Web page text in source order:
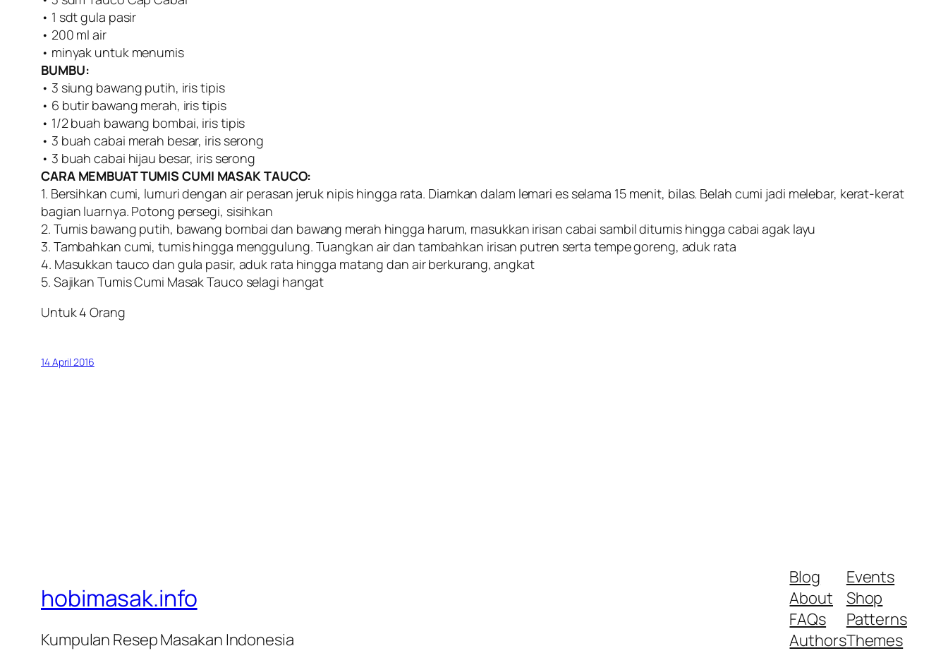
• 1 sdt gula pasir
• 200 ml air
• minyak untuk menumis
BUMBU:
• 3 siung bawang putih, iris tipis
• 6 butir bawang merah, iris tipis
• 1/2 buah bawang bombai, iris tipis
• 3 buah cabai merah besar, iris serong
• 3 buah cabai hijau besar, iris serong
CARA MEMBUAT TUMIS CUMI MASAK TAUCO:
1. Bersihkan cumi, lumuri dengan air perasan jeruk nipis hingga rata. Diamkan dalam lemari es selama 15 menit, bilas. Belah cumi jadi melebar, kerat-kerat
bagian luarnya. Potong persegi, sisihkan
2. Tumis bawang putih, bawang bombai dan bawang merah hingga harum, masukkan irisan cabai sambil ditumis hingga cabai agak layu
3. Tambahkan cumi, tumis hingga menggulung. Tuangkan air dan tambahkan irisan putren serta tempe goreng, aduk rata
4. Masukkan tauco dan gula pasir, aduk rata hingga matang dan air berkurang, angkat
5. Sajikan Tumis Cumi Masak Tauco selagi hangat
Untuk 4 Orang
14 April 2016
hobimasak.info
Kumpulan Resep Masakan Indonesia
Blog
About
FAQs
Authors
Events
Shop
Patterns
Themes